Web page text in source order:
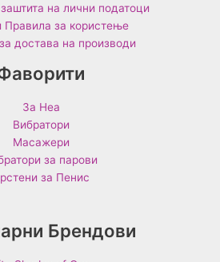
на лични податоци
Правила за користење
достава на производи
За Неа
Вибратори
Масажери
за парови
за Пенис
Брендови